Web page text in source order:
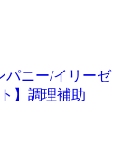
パニー/イリーゼ
】調理補助